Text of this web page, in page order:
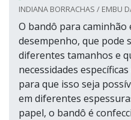
INDIANA BORRACHAS / EMBU
O bandô para
desempenho, que pode
diferentes tamanhos e
necessidades
para que isso seja
em diferentes
papel, o bandô é